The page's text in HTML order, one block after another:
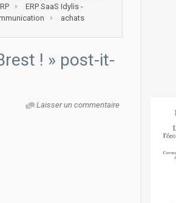
ERP SaaS Idylis -
achats
! » post-it-
Laisser un commentaire